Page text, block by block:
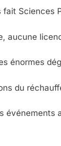
fait Sciences
aucune
énormes
du